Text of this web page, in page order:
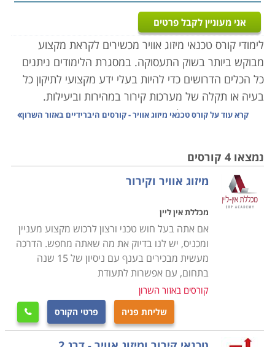
אני מעוניין לקבל פרטים
לימודי קורס טכנאי מיזוג אוויר מכשירים לקראת מקצוע
מבוקש ביותר בשוק התעסוקה. במסגרת הלימודים ניתנים
כל הכלים הדרושים כדי להיות בעלי ידע מקצועי לתיקון כל
בעיה או תקלה של מערכות קירור במהירות וביעילות.
אם יש נושא שניתן להיות בטוחים כי תמיד יהיה בו ביקוש,
לכיוון הנהג, או מאורר קטן לערבל את האוויר החם והלח.
היום, אם חלילה וחס יתקלקל הקירור בעבודה בצהרי חודש
יולי או אוגוסט, רוב הבוסים ירחמו על הצוות, וישלחו אותם
הביתה עד בואו של הטכנאי הגואל. קשה להאמין שעד לפני
שנים לא רבות היה מיזוג האוויר שמור לבעלי הממון בלבד.
מזג האוויר בארץ מקצין והולך יד ביד עם השפעות
ההתחממות הגלובלית. המערכות האקלימיות הופכות
קיצוניות וקשות יותר, והמועקה מורגשת בעיקר בקיץ, שהופך
יותר ויותר ארוך, אבל פחות ופחות נסבל. לכן אם נחפש
תחום שבו אנו מניחים שתמיד יהיה ביקוש יציב ומתמשך,
קרא עוד עלקורס טכנאי מיזוג אוויר - קורסים היברידיים באזור השרון
נמצאו 4 קורסים
מיזוג אוויר וקירור
מכללת אין ליין
אם אתה בעל חוש טכני ורצון לרכוש מקצוע מעניין
ומכניס, יש לנו בדיוק את מה שאתה מחפש. הדרכה
מעשית מבכירים בענף עם ניסיון של 15 שנה
בתחום, עם אפשרות לתעודת
קורסים באזור השרון
שליחת פניה פרטי הקורס 